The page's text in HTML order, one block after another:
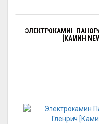
ЭЛЕКТРОКАМИН
[КАМИН